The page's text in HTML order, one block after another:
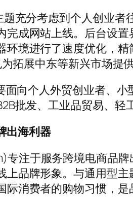
充分考虑到个人创业
成网站上线。后台设
环境进行了速度优化，
拓展中东等新兴市场提供
面向个人外贸创业者、
批发、工业品贸易、轻
出海利器
注于服务跨境电商品
品牌形象。与通用型
消费者的购物习惯，